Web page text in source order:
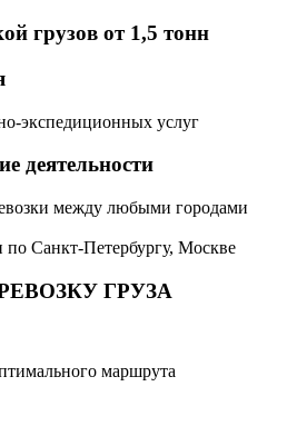
грузов от 1,5 тонн
экспедиционных услуг
деятельности
между любыми городами
по Санкт-Петербургу, Москве
ГРУЗА
маршрута